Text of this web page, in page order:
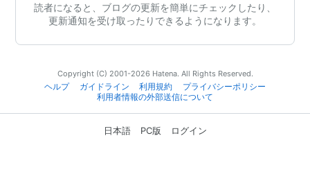
読者になると、ブログの更新を簡単にチェックしたり、
更新通知を受け取ったりできるようになります。
Copyright (C) 2001-2026 Hatena. All Rights Reserved.
ヘルプ
ガイドライン 利用規約
プライバシーポリシー
利用者情報の外部送信について
日本語 PC版 ログイン